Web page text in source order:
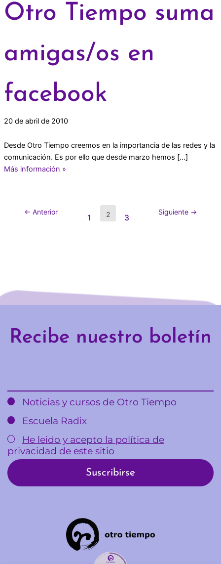
Otro Tiempo suma
amigas/os en
facebook
20 de abril de 2010
Desde Otro Tiempo creemos en la importancia de las redes y la
comunicación. Es por ello que desde marzo hemos […]
Más información »
← Anterior
1 2 3
Siguiente →
Recibe nuestro boletín
Noticias y cursos de Otro Tiempo
Escuela Radix
He leido y acepto la política de
privacidad de este sitio